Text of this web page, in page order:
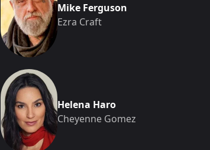
Mike Ferguson
Ezra Craft
Helena Haro
Cheyenne Gomez